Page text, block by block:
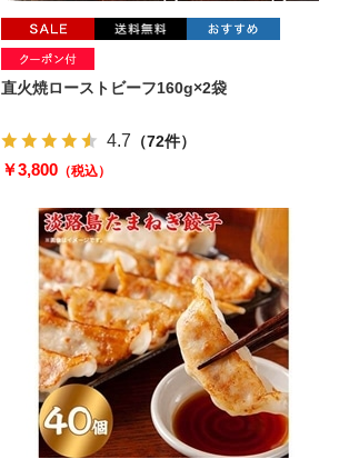
直火焼ローストビーフ160g×2袋
4.7 （72件）
￥3,800 （税込）